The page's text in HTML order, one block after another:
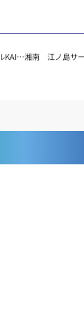
初心者サーフィンスクールKAILOAの湘南 波情報